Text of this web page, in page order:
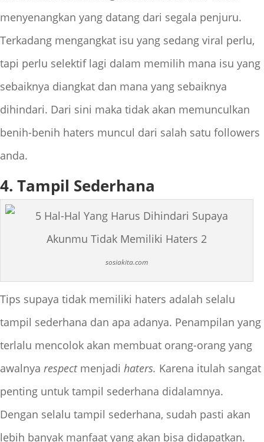
menyenangkan yang datang dari segala penjuru.
Terkadang mengangkat isu yang sedang viral perlu,
tapi perlu selektif lagi dalam memilih mana isu yang
sebaiknya diangkat dan mana yang sebaiknya
dihindari. Dari sini maka tidak akan memunculkan
benih-benih haters muncul dari salah satu followers
anda.
4. Tampil Sederhana
sosiakita.com
Tips supaya tidak memiliki haters adalah selalu
tampil sederhana dan apa adanya. Penampilan yang
terlalu mencolok akan membuat orang-orang yang
awalnya respect menjadi haters. Karena itulah sangat
penting untuk tampil sederhana didalamnya.
Dengan selalu tampil sederhana, sudah pasti akan
lebih banyak manfaat yang akan bisa didapatkan.